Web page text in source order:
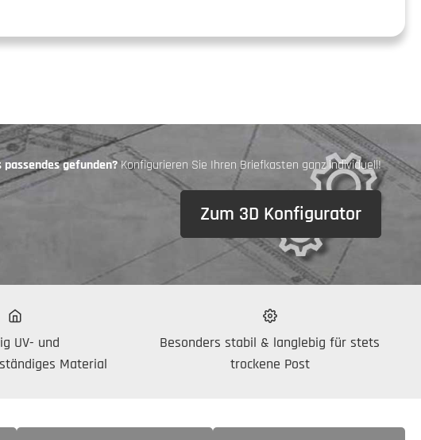
passendes gefunden?Konfigurieren Sie Ihren Briefkasten ganz individuell!
Zum 3D Konfigurator
UV- und
Material
Besonders stabil & langlebig für stets
trockene Post